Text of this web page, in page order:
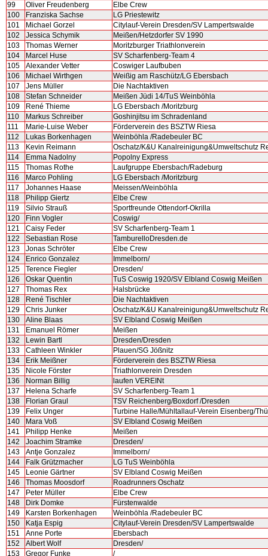
99
Oliver Freudenberg
Elbe Crew
100
Franziska Sachse
LG Priestewitz
101
Michael Gorzel
Citylauf-Verein Dresden/SV Lampertswalde
102
Jessica Schymik
Meißen/Hetzdorfer SV 1990
103
Thomas Werner
Moritzburger Triathlonverein
104
Marcel Huse
SV Scharfenberg-Team 4
105
Alexander Vetter
Coswiger Laufbuben
106
Michael Wirthgen
Weißig am Raschütz/LG Ebersbach
107
Jens Müller
Die Nachtaktiven
108
Stefan Schneider
Meißen Jüdi 14/TuS Weinböhla
109
René Thieme
LG Ebersbach /Moritzburg
110
Markus Schreiber
Goshinjitsu im Schradenland
111
Marie-Luise Weber
Förderverein des BSZTW Riesa
112
Lukas Borkenhagen
Weinböhla /Radebeuler BC
113
Kevin Reimann
Oschatz/K&U Kanalreinigung&Umweltschutz
114
Emma Nadolny
Popolny Express
115
Thomas Rothe
Laufgruppe Ebersbach/Radeburg
116
Marco Pohling
LG Ebersbach /Moritzburg
117
Johannes Haase
Meissen/Weinböhla
118
Philipp Giertz
Elbe Crew
119
Silvio Strauß
Sportfreunde Ottendorf-Okrilla
120
Finn Vogler
Coswig/
121
Caisy Feder
SV Scharfenberg-Team 1
122
Sebastian Rose
TamburelloDresden.de
123
Jonas Schröter
Elbe Crew
124
Enrico Gonzalez
Immelborn/
125
Terence Fiegler
Dresden/
126
Oskar Quentin
TuS Coswig 1920/SV Elbland Coswig Meißen
127
Thomas Rex
Halsbrücke
128
René Tischler
Die Nachtaktiven
129
Chris Junker
Oschatz/K&U Kanalreinigung&Umweltschutz
130
Aline Blaas
SV Elbland Coswig Meißen
131
Emanuel Römer
Meißen
132
Lewin Bartl
Dresden/Dresden
133
Cathleen Winkler
Plauen/SG Jößnitz
134
Erik Meißner
Förderverein des BSZTW Riesa
135
Nicole Förster
Triathlonverein Dresden
136
Norman Billig
laufen VEREINt
137
Helena Scharfe
SV Scharfenberg-Team 1
138
Florian Graul
TSV Reichenberg/Boxdorf /Dresden
139
Felix Unger
Turbine Halle/Mühltallauf-Verein Eisenberg/
140
Mara Voß
SV Elbland Coswig Meißen
141
Philipp Henke
Meißen
142
Joachim Stramke
Dresden/
143
Antje Gonzalez
Immelborn/
144
Falk Grützmacher
LG TuS Weinböhla
145
Leonie Gärtner
SV Elbland Coswig Meißen
146
Thomas Moosdorf
Roadrunners Oschatz
147
Peter Müller
Elbe Crew
148
Dirk Domke
Fürstenwalde
149
Karsten Borkenhagen
Weinböhla /Radebeuler BC
150
Katja Espig
Citylauf-Verein Dresden/SV Lampertswalde
151
Anne Porte
Ebersbach
152
Albert Wolf
Dresden/
153
Gregor Funke /